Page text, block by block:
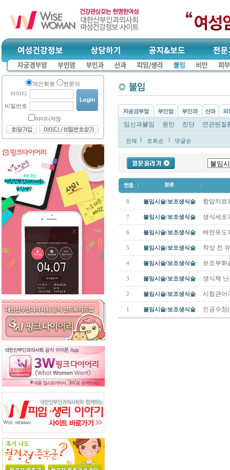
개인회원
전문의
아이디
비밀번호
아이디저장
임신과불임 원인 진단 연관된질
전체 조회순 댓글순
8 불임시술/보조생식술 항암치료
7 불임시술/보조생식술 생식세포
6 불임시술/보조생식술 배란유도
5 불임시술/보조생식술 착상 전
4 불임시술/보조생식술 보조부화
3 불임시술/보조생식술 생식체 난
2 불임시술/보조생식술 시험관아
1 불임시술/보조생식술 인공수정